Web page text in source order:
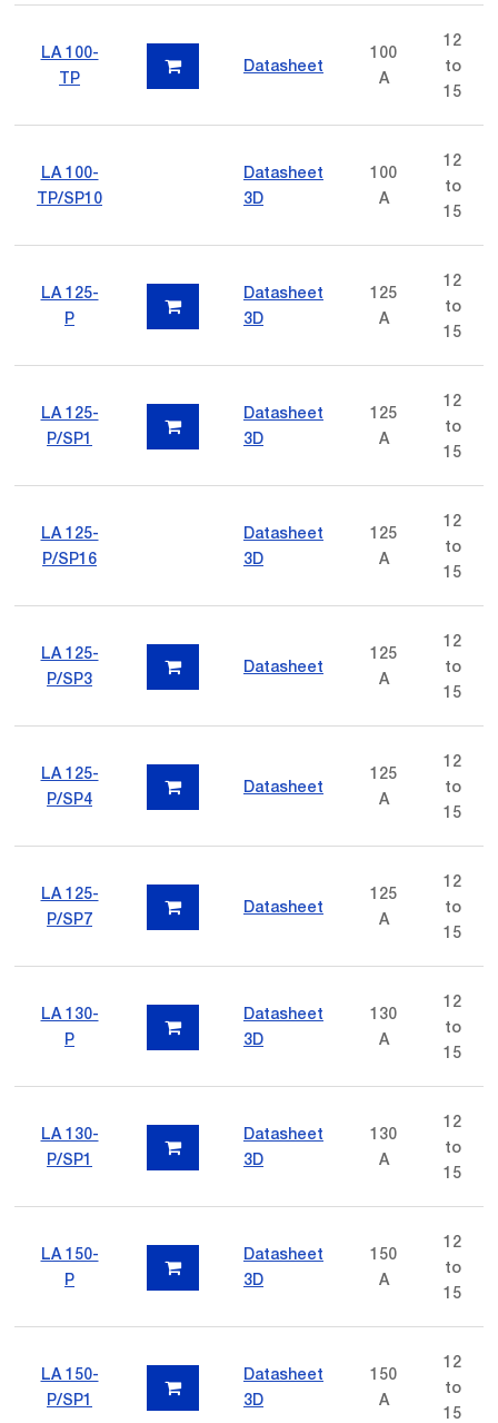
LA 100-
TP
Datasheet
100
A
12
to
15
LA 100-
TP/SP10
Datasheet
3D
100
A
12
to
15
LA 125-
P
Datasheet
3D
125
A
12
to
15
LA 125-
P/SP1
Datasheet
3D
125
A
12
to
15
LA 125-
P/SP16
Datasheet
3D
125
A
12
to
15
LA 125-
P/SP3
Datasheet
125
A
12
to
15
LA 125-
P/SP4
Datasheet
125
A
12
to
15
LA 125-
P/SP7
Datasheet
125
A
12
to
15
LA 130-
P
Datasheet
3D
130
A
12
to
15
LA 130-
P/SP1
Datasheet
3D
130
A
12
to
15
LA 150-
P
Datasheet
3D
150
A
12
to
15
LA 150-
P/SP1
Datasheet
3D
150
A
12
to
15